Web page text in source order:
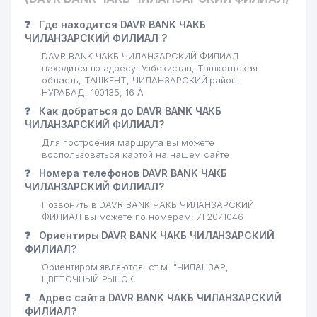
21 ART PRINT AND TEXTILE ООО
23
DAROMAD MUNIRA FAYZ
TEXTILE ООО
759 м
24 ХОРЕЗМ ШАКАР ООО
25 ACCOUNT MASTER ООО
26
AIRCUZ АССОЦИАЦИЯ
МЕЖДУНАРОДНЫХ
ПЕРЕВОЗЧИКОВ УЗБЕКИСТАНА
27 ASTER IT SERVICE ООО 799 м
28
ТАШКЕНТСКИЙ КИСЛОРОДНЫЙ
ЗАВОД ГП
807 м
29 VINLAD ООО
❓
Где находится DAVR BANK ЧАКБ
ЧИЛАНЗАРСКИЙ ФИЛИАЛ ?
DAVR BANK ЧАКБ ЧИЛАНЗАРСКИЙ ФИЛИАЛ
находится по адресу: Узбекистан, Ташкентская
область, ТАШКЕНТ, ЧИЛАНЗАРСКИЙ район,
НУРАБАД, 100135, 16 А
❓
Как добраться до DAVR BANK ЧАКБ
ЧИЛАНЗАРСКИЙ ФИЛИАЛ?
Для построения маршрута вы можете
воспользоваться картой на нашем сайте
❓
Номера телефонов DAVR BANK ЧАКБ
ЧИЛАНЗАРСКИЙ ФИЛИАЛ?
Позвонить в DAVR BANK ЧАКБ ЧИЛАНЗАРСКИЙ
ФИЛИАЛ вы можете по номерам: 71 2071046
❓
Ориентиры DAVR BANK ЧАКБ ЧИЛАНЗАРСКИЙ
ФИЛИАЛ?
Ориентиром являются: ст.м. "ЧИЛАНЗАР,
ЦВЕТОЧНЫЙ РЫНОК
❓
Адрес сайта DAVR BANK ЧАКБ ЧИЛАНЗАРСКИЙ
ФИЛИАЛ?